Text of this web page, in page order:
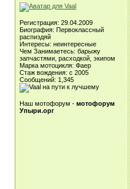
Регистрация: 29.04.2009
Биография: Первоклассный
распиздяй
Интересы: неинтересные
Чем Занимаетесь: барыжу
запчастями, расходкой, экипом
Марка мотоцикля: Фаер
Стаж вождения: с 2005
Сообщений: 1,345
Наш мотофорум - мотофорум
Упыри.орг